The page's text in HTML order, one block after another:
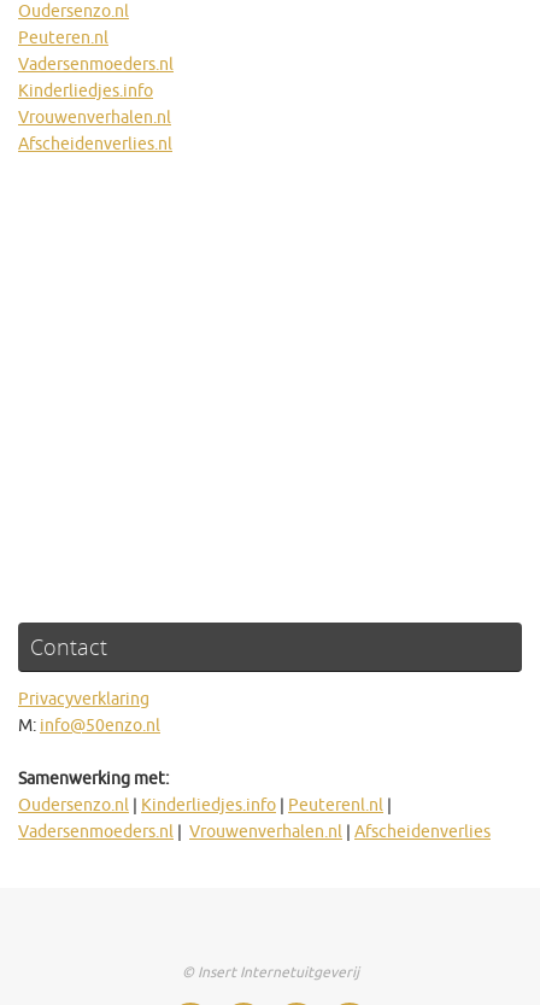
Oudersenzo.nl
Peuteren.nl
Vadersenmoeders.nl
Kinderliedjes.info
Vrouwenverhalen.nl
Afscheidenverlies.nl
Contact
Privacyverklaring
M: info@50enzo.nl
Samenwerking met:
Oudersenzo.nl | Kinderliedjes.info | Peuterenl.nl |
Vadersenmoeders.nl | Vrouwenverhalen.nl | Afscheidenverlies
© Insert Internetuitgeverij